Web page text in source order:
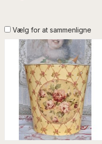
Vælg for at sammenligne